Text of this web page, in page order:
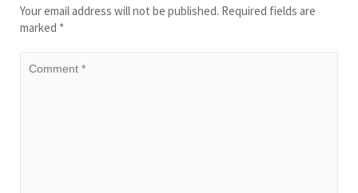
Your email address will not be published. Required fields are
marked *